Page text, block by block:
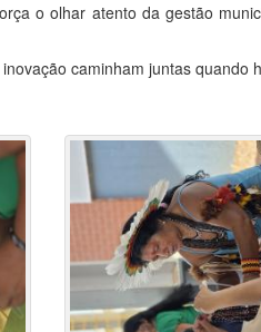
o olhar atento da gestão
caminham juntas